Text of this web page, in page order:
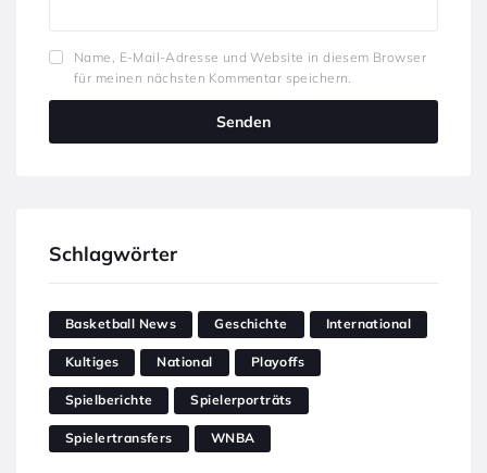
Name, E-Mail-Adresse und Website in diesem Browser
für meinen nächsten Kommentar speichern.
Schlagwörter
Basketball News Geschichte International
Kultiges National Playoffs
Spielberichte Spielerporträts
Spielertransfers WNBA